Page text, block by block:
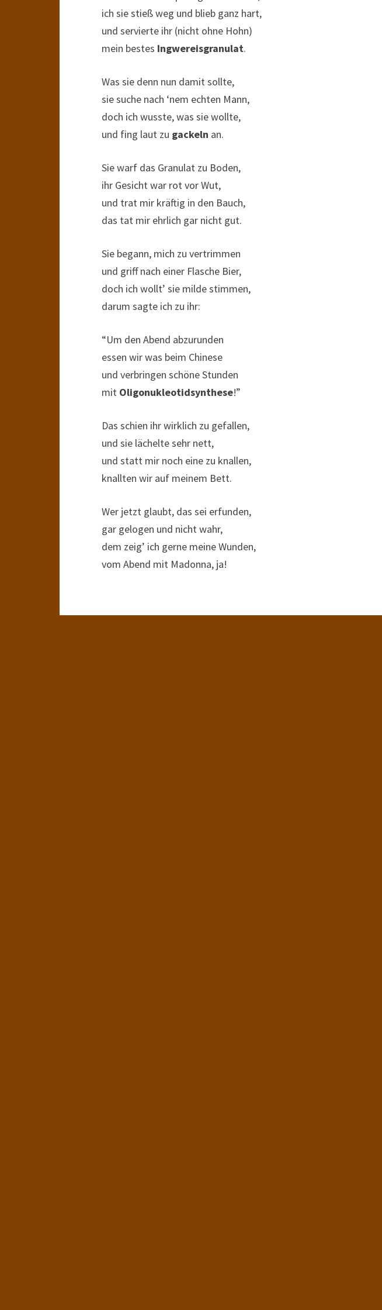
ich sie stieß weg und blieb ganz hart,
und servierte ihr (nicht ohne Hohn)
mein bestes Ingwereisgranulat.
Was sie denn nun damit sollte,
sie suche nach ‘nem echten Mann,
doch ich wusste, was sie wollte,
und fing laut zu gackeln an.
Sie warf das Granulat zu Boden,
ihr Gesicht war rot vor Wut,
und trat mir kräftig in den Bauch,
das tat mir ehrlich gar nicht gut.
Sie begann, mich zu vertrimmen
und griff nach einer Flasche Bier,
doch ich wollt’ sie milde stimmen,
darum sagte ich zu ihr:
“Um den Abend abzurunden
essen wir was beim Chinese
und verbringen schöne Stunden
mit Oligonukleotidsynthese!”
Das schien ihr wirklich zu gefallen,
und sie lächelte sehr nett,
und statt mir noch eine zu knallen,
knallten wir auf meinem Bett.
Wer jetzt glaubt, das sei erfunden,
gar gelogen und nicht wahr,
dem zeig’ ich gerne meine Wunden,
vom Abend mit Madonna, ja!